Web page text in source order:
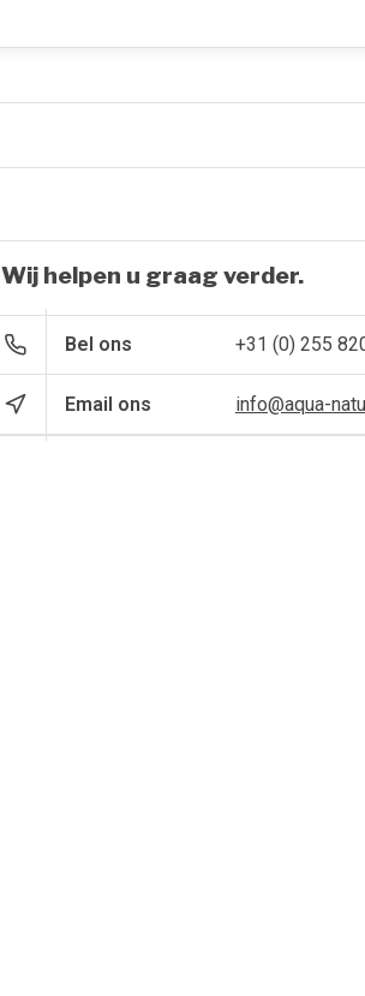
Wij helpen u graag verder.
Bel ons +31 (0) 255
Email ons info@aqua-